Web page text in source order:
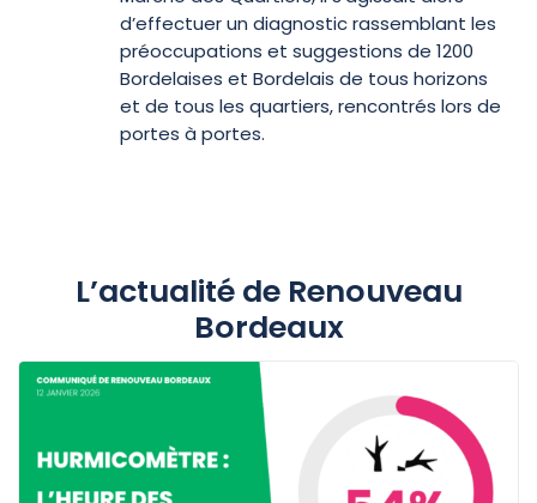
d’effectuer un diagnostic rassemblant les
préoccupations et suggestions de 1200
Bordelaises et Bordelais de tous horizons
et de tous les quartiers, rencontrés lors de
portes à portes.
L’actualité de Renouveau
Bordeaux